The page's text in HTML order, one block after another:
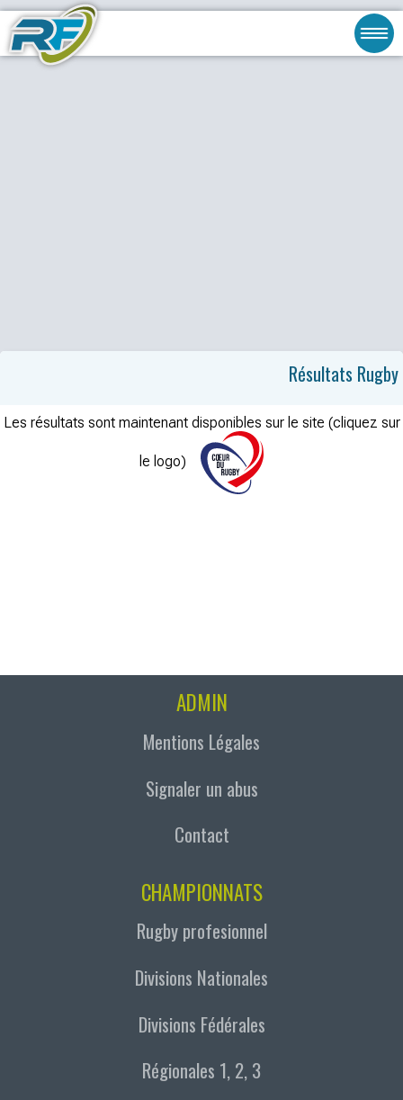
Résultats Rugby
Les résultats sont maintenant disponibles sur le site (cliquez sur
le logo)
ADMIN
Mentions Légales
Signaler un abus
Contact
CHAMPIONNATS
Rugby profesionnel
Divisions Nationales
Divisions Fédérales
Régionales 1, 2, 3